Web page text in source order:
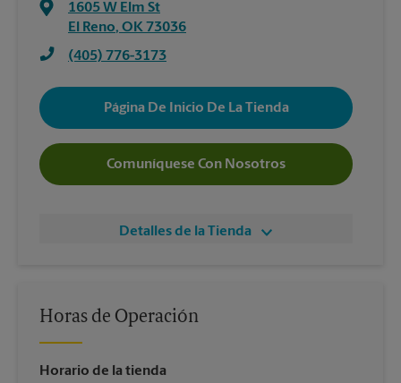
1605 W Elm St
El Reno, OK 73036
(405) 776-3173
Página De Inicio De La Tienda
Comuníquese Con Nosotros
Detalles de la Tienda
Horas de Operación
Horario de la tienda